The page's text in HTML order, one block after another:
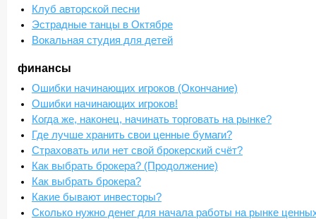
Клуб авторской песни
Эстрадные танцы в Октябре
Вокальная студия для детей
финансы
Ошибки начинающих игроков (Окончание)
Ошибки начинающих игроков!
Когда же, наконец, начинать торговать на рынке?
Где лучше хранить свои ценные бумаги?
Страховать или нет свой брокерский счёт?
Как выбрать брокера? (Продолжение)
Как выбрать брокера?
Какие бывают инвесторы?
Сколько нужно денег для начала работы на рынке